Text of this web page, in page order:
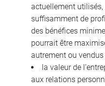
actuellement utilisés,
suffisamment de
des bénéfices
pourrait être
autrement ou vendus
la valeur de
aux relations